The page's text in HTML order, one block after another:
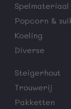
Spelmateriaal
Popcorn &
Koeling
Diverse
Steigerhout
Trouwerij
Pakketten